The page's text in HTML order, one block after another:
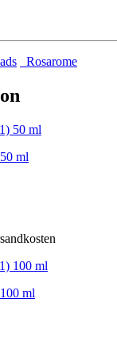
Rosarome
ml
ml